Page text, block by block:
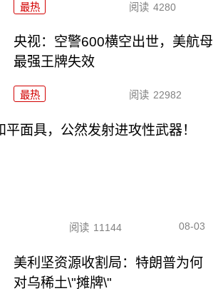
最热 阅读 4280
央视：空警600横空出世，美航母
最强王牌失效
最热 阅读 22982
面具，公然发射进攻性武器！
阅读 11144 08-03
美利坚资源收割局：特朗普为何
对乌稀土\"摊牌\"